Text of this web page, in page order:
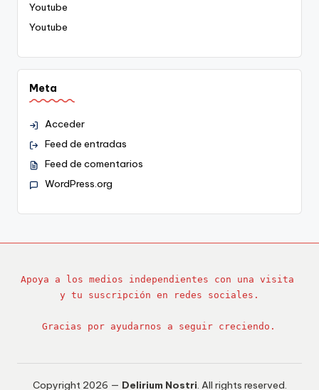
Youtube
Youtube
Meta
Acceder
Feed de entradas
Feed de comentarios
WordPress.org
Apoya a los medios independientes con una visita
y tu suscripción en redes sociales.
Gracias por ayudarnos a seguir creciendo.
Copyright 2026 — Delirium Nostri. All rights reserved.